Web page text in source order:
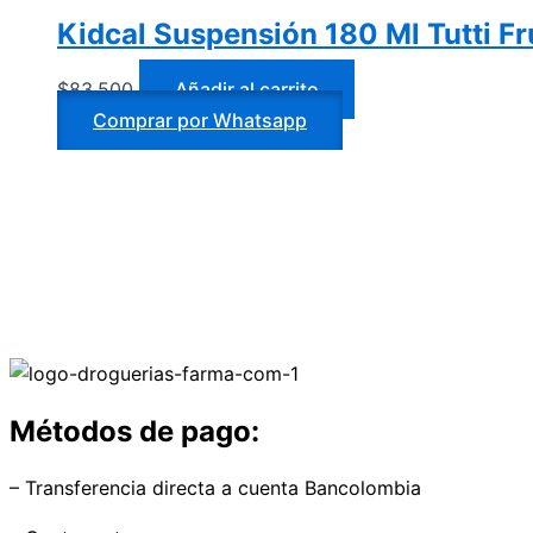
Kidcal Suspensión 180 Ml Tutti
$83.500
Añadir al carrito
Comprar por Whatsapp
Métodos de pago:
– Transferencia directa a cuenta Bancolombia